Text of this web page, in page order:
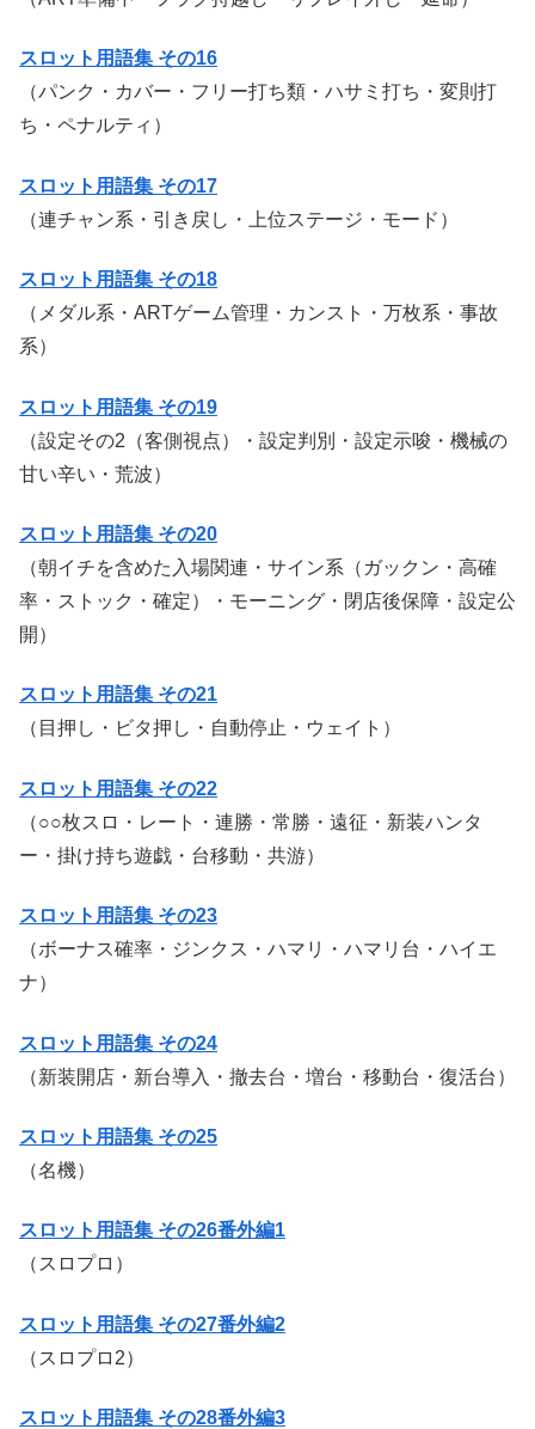
スロット用語集 その16
（パンク・カバー・フリー打ち類・ハサミ打ち・変則打
ち・ペナルティ）
スロット用語集 その17
（連チャン系・引き戻し・上位ステージ・モード）
スロット用語集 その18
（メダル系・ARTゲーム管理・カンスト・万枚系・事故
系）
スロット用語集 その19
（設定その2（客側視点）・設定判別・設定示唆・機械の
甘い辛い・荒波）
スロット用語集 その20
（朝イチを含めた入場関連・サイン系（ガックン・高確
率・ストック・確定）・モーニング・閉店後保障・設定公
開）
スロット用語集 その21
（目押し・ビタ押し・自動停止・ウェイト）
スロット用語集 その22
（○○枚スロ・レート・連勝・常勝・遠征・新装ハンタ
ー・掛け持ち遊戯・台移動・共游）
スロット用語集 その23
（ボーナス確率・ジンクス・ハマリ・ハマリ台・ハイエ
ナ）
スロット用語集 その24
（新装開店・新台導入・撤去台・増台・移動台・復活台）
スロット用語集 その25
（名機）
スロット用語集 その26番外編1
（スロプロ）
スロット用語集 その27番外編2
（スロプロ2）
スロット用語集 その28番外編3